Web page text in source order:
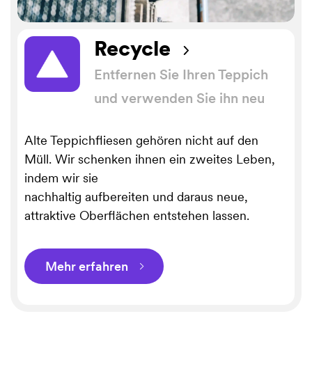
Recycle
Entfernen Sie Ihren Teppich
und verwenden Sie ihn neu
Alte Teppichfliesen gehören nicht auf den
Müll. Wir schenken ihnen ein zweites Leben,
indem wir sie
nachhaltig aufbereiten und daraus neue,
attraktive Oberflächen entstehen lassen.
Mehr erfahren ⌵